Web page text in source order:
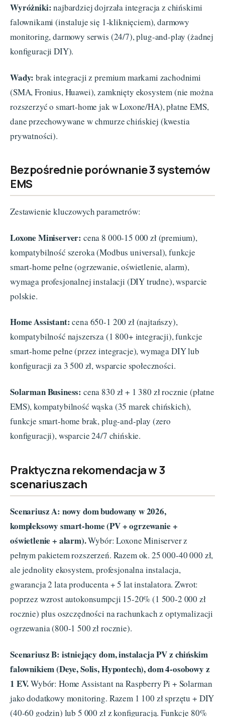
Wyróżniki:najbardziej dojrzała integracja z chińskimi
falownikami (instaluje się 1-kliknięciem), darmowy
monitoring, darmowy serwis (24/7), plug-and-play (żadnej
konfiguracji DIY).
Wady: brak integracji z premium markami zachodnimi
(SMA, Fronius, Huawei), zamknięty ekosystem (nie można
rozszerzyć o smart-home jak w Loxone/HA), płatne EMS,
dane przechowywane w chmurze chińskiej (kwestia
prywatności).
Bezpośrednie porównanie 3 systemów
EMS
Zestawienie kluczowych parametrów:
Loxone Miniserver: cena 8 000-15 000 zł (premium),
kompatybilność szeroka (Modbus universal), funkcje
smart-home pełne (ogrzewanie, oświetlenie, alarm),
wymaga profesjonalnej instalacji (DIY trudne), wsparcie
polskie.
Home Assistant:cena 650-1 200 zł (najtańszy),
kompatybilność najszersza (1 800+ integracji), funkcje
smart-home pełne (przez integracje), wymaga DIY lub
konfiguracji za 3 500 zł, wsparcie społeczności.
Solarman Business: cena 830 zł + 1 380 zł rocznie (płatne
EMS), kompatybilność wąska (35 marek chińskich),
funkcje smart-home brak, plug-and-play (zero
konfiguracji), wsparcie 24/7 chińskie.
Praktyczna rekomendacja w 3
scenariuszach
Scenariusz A: nowy dom budowany w 2026,
kompleksowy smart-home (PV + ogrzewanie +
oświetlenie + alarm).Wybór: Loxone Miniserver z
pełnym pakietem rozszerzeń. Razem ok. 25 000-40 000 zł,
ale jednolity ekosystem, profesjonalna instalacja,
gwarancja 2 lata producenta + 5 lat instalatora. Zwrot:
poprzez wzrost autokonsumpcji 15-20% (1 500-2 000 zł
rocznie) plus oszczędności na rachunkach z optymalizacji
ogrzewania (800-1 500 zł rocznie).
Scenariusz B: istniejący dom, instalacja PV z chińskim
falownikiem (Deye, Solis, Hypontech), dom 4-osobowy z
1 EV.Wybór: Home Assistant na Raspberry Pi + Solarman
jako dodatkowy monitoring. Razem 1 100 zł sprzętu + DIY
(40-60 godzin) lub 5 000 zł z konfiguracją. Funkcje 80%